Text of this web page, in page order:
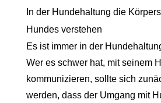
In der Hundehaltung die
Hundes verstehen
Es ist immer in der
Wer es schwer hat, mit seinem
kommunizieren, sollte sich
werden, dass der Umgang mit